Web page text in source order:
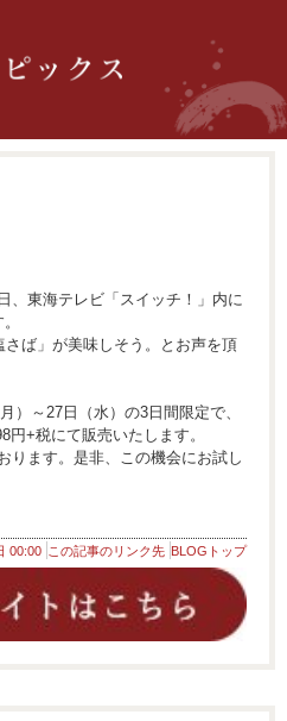
、東海テレビ「スイッチ！」内に
ば」が美味しそう。とお声を頂
）～27日（水）の3日間限定で、
円+税にて販売いたします。
ります。是非、この機会にお試し
00:00 この記事のリンク先 BLOGトップ